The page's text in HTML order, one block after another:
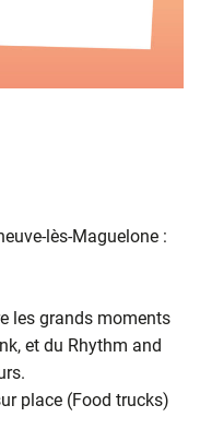
lès-Maguelone :
les grands moments
et du Rhythm and
place (Food trucks)